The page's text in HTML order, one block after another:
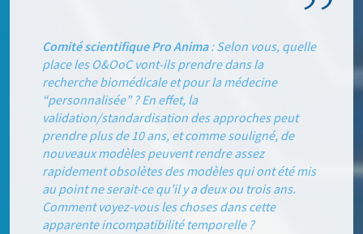
Comité scientifique Pro Anima: Selon vous, quelle
place les O&OoC vont-ils prendre dans la
recherche biomédicale et pour la médecine
“personnalisée” ? En effet, la
validation/standardisation des approches peut
prendre plus de 10 ans, et comme souligné, de
nouveaux modèles peuvent rendre assez
rapidement obsolètes des modèles qui ont été mis
au point ne serait-ce qu’il y a deux ou trois ans.
Comment voyez-vous les choses dans cette
apparente incompatibilité temporelle ?